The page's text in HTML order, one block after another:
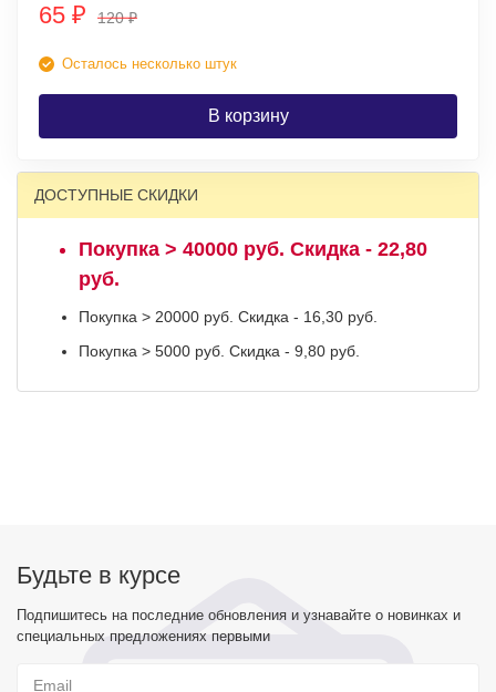
65 ₽ 120₽
Осталось несколько штук
В корзину
ДОСТУПНЫЕ СКИДКИ
Покупка > 40000 руб. Скидка - 22,80
руб.
Покупка > 20000 руб. Скидка - 16,30 руб.
Покупка > 5000 руб. Скидка - 9,80 руб.
Будьте в курсе
Подпишитесь на последние обновления и узнавайте о новинках и
специальных предложениях первыми